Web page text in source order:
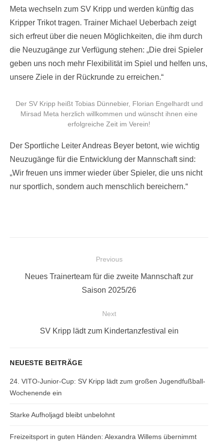
Meta wechseln zum SV Kripp und werden künftig das
Kripper Trikot tragen. Trainer Michael Ueberbach zeigt
sich erfreut über die neuen Möglichkeiten, die ihm durch
die Neuzugänge zur Verfügung stehen: „Die drei Spieler
geben uns noch mehr Flexibilität im Spiel und helfen uns,
unsere Ziele in der Rückrunde zu erreichen.“
Der SV Kripp heißt Tobias Dünnebier, Florian Engelhardt und
Mirsad Meta herzlich willkommen und wünscht ihnen eine
erfolgreiche Zeit im Verein!
Der Sportliche Leiter Andreas Beyer betont, wie wichtig
Neuzugänge für die Entwicklung der Mannschaft sind:
„Wir freuen uns immer wieder über Spieler, die uns nicht
nur sportlich, sondern auch menschlich bereichern.“
Beitragsnavigation
Previous
Previous
Neues Trainerteam für die zweite Mannschaft zur
Saison 2025/26
Next
Next
SV Kripp lädt zum Kindertanzfestival ein
NEUESTE BEITRÄGE
24. VITO-Junior-Cup: SV Kripp lädt zum großen Jugendfußball-
Wochenende ein
Starke Aufholjagd bleibt unbelohnt
Freizeitsport in guten Händen: Alexandra Willems übernimmt